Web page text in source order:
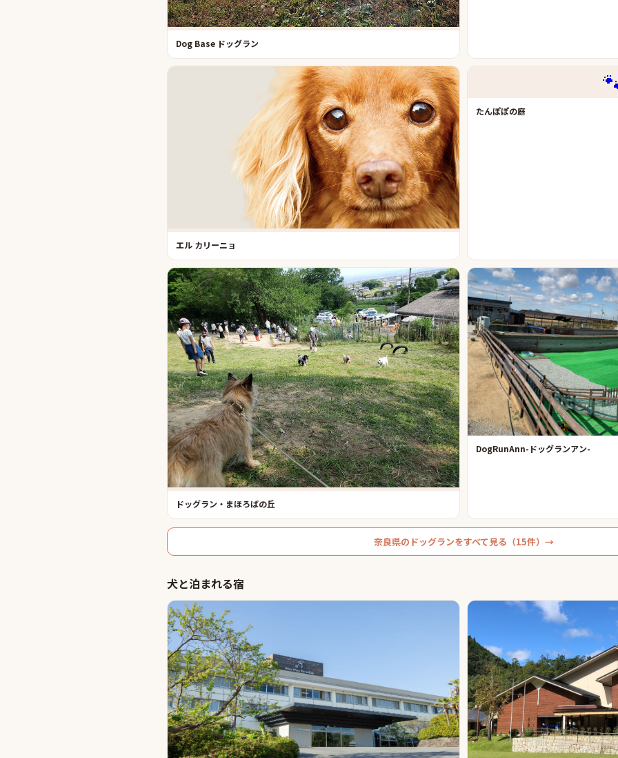
Dog Base ドッグラン
エル カリーニョ
たんぽぽの庭
ドッグラン・まほろばの丘
DogRunAnn-ドッグランアン-
奈良県の ドッグランをすべて見る（15件）→
犬と泊まれる宿